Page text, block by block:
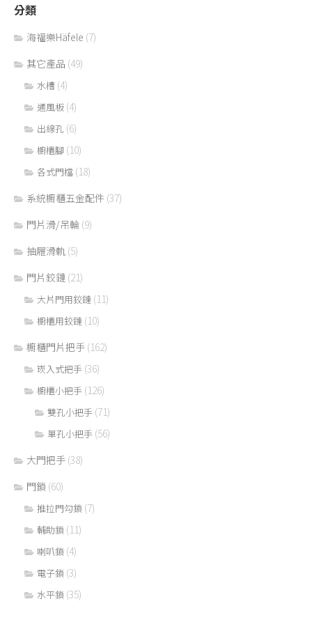
分類
海福樂Häfele (7)
其它產品 (49)
水槽 (4)
通風板 (4)
出線孔 (6)
櫥櫃腳 (10)
各式門檔 (18)
系統櫥櫃五金配件 (37)
門片滑/吊輪 (9)
抽屜滑軌 (5)
門片鉸鏈 (21)
大片門用鉸鏈 (11)
櫥櫃用鉸鏈 (10)
櫥櫃門片把手 (162)
崁入式把手 (36)
櫥櫃小把手 (126)
雙孔小把手 (71)
單孔小把手 (56)
大門把手 (38)
門鎖 (60)
推拉門勾鎖 (7)
輔助鎖 (11)
喇叭鎖 (4)
電子鎖 (3)
水平鎖 (35)